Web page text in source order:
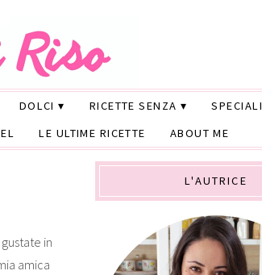
DOLCI RICETTE SENZA
SPECIALI
LE ULTIME RICETTE ABOUT ME
in
amica
L'AUTRICE